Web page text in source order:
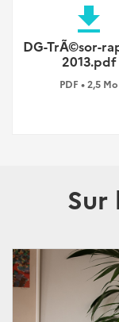
file_download
DG-TrÃ©sor-
2013.pdf
PDF • 2,5 Mo
Sur